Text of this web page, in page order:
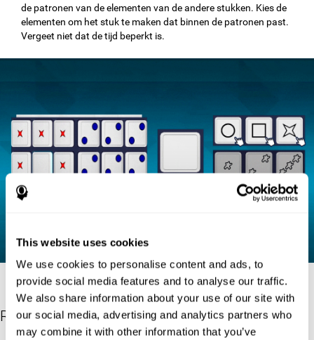
This website uses cookies
We use cookies to personalise content and ads, to
provide social media features and to analyse our traffic.
We also share information about your use of our site with
our social media, advertising and analytics partners who
may combine it with other information that you’ve
de patronen van de elementen van de andere stukken. Kies de
elementen om het stuk te maken dat binnen de patronen past.
Vergeet niet dat de tijd beperkt is.
Referenties